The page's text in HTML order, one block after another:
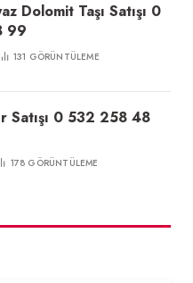
Dolomit Taşı Satışı 0
99
131 GÖRÜNTÜLEME
Satışı 0 532 258 48
178 GÖRÜNTÜLEME